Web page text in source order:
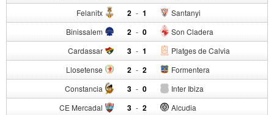
Felanitx 2 - Santanyi
1
Binissalem 2 - Son Cladera
0
Cardassar 3 - Platges de Calvia
1
Llosetense 2 - Formentera
2
Constancia 3 - Inter Ibiza
0
CE Mercadal 3 - Alcudia
2